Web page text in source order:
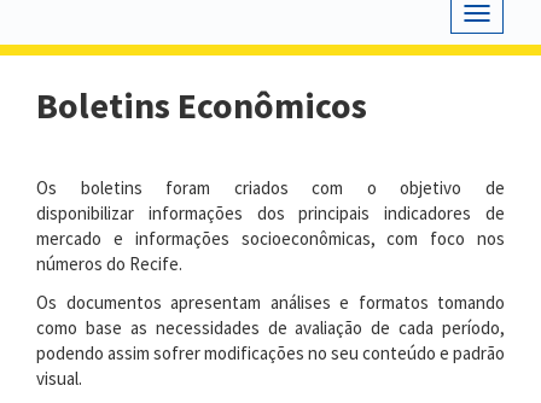
Toggle
Boletins Econômicos
Os boletins foram criados com o objetivo de
disponibilizar informações dos principais indicadores de
mercado e informações socioeconômicas, com foco nos
números do Recife.
Os documentos apresentam análises e formatos tomando
como base as necessidades de avaliação de cada período,
podendo assim sofrer modificações no seu conteúdo e padrão
visual.